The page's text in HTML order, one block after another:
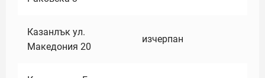
Казанлък ул.
Македония 20
изчерпан